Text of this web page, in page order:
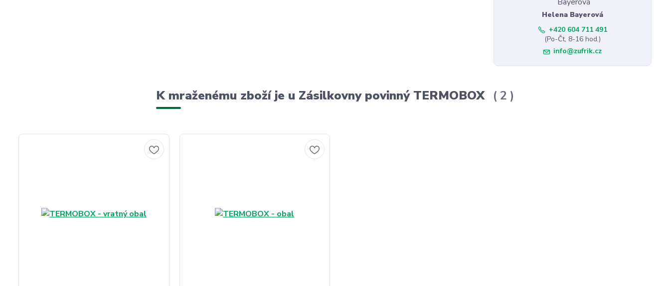
Helena Bayerová
+420 604 711 491
(Po-Čt, 8-16 hod.)
info@zufrik.cz
K mraženému zboží je u Zásilkovny povinný TERMOBOX 2